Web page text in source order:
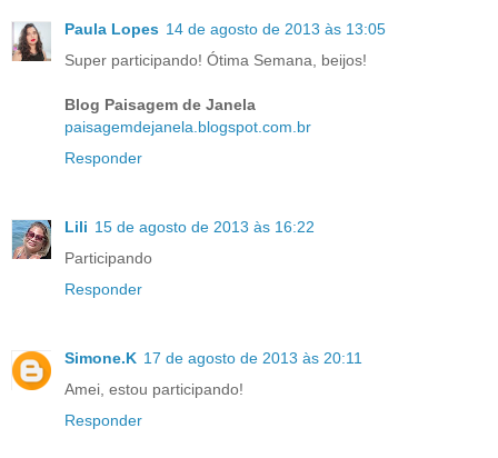
Paula Lopes 14 de agosto de 2013 às 13:05
Super participando! Ótima Semana, beijos!
Blog Paisagem de Janela
paisagemdejanela.blogspot.com.br
Responder
Lili 15 de agosto de 2013 às 16:22
Participando
Responder
Simone.K 17 de agosto de 2013 às 20:11
Amei, estou participando!
Responder